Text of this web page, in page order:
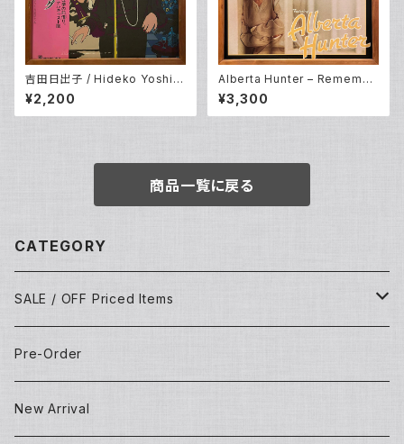
吉田日出子 / Hideko Yoshid
a – 上海バンスキング / Shang
hai Vance King (LP)
¥2,200
Alberta Hunter – Remembe
r My Name [O.S.T] (LP)
¥3,300
商品一覧に戻る
CATEGORY
SALE / OFF Priced Items
Dead Stocks
Techno/House/Dance Music
Used Items
Pre-Order
New Arrival